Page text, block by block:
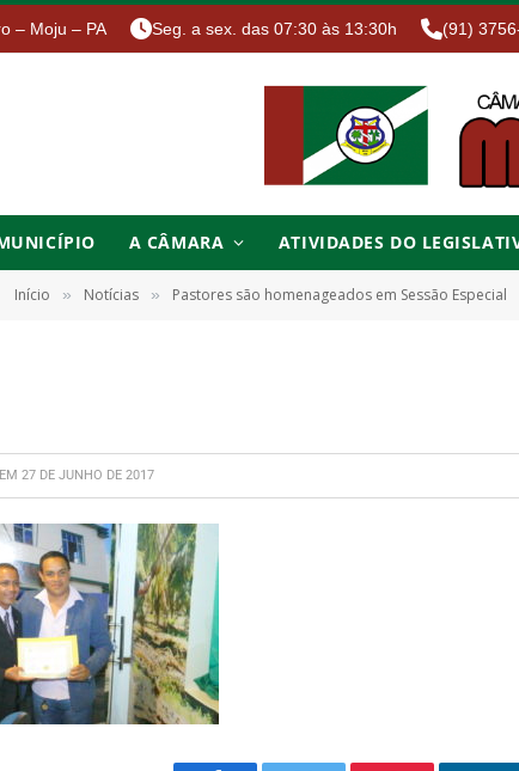
– Moju – PA Seg. a sex. das 07:30 às 13:30h (91)
A CÂMARA ATIVIDADES DO
Início » Notícias » Pastores são homenageados em Sessão Especial
EM 27 DE JUNHO DE 2017